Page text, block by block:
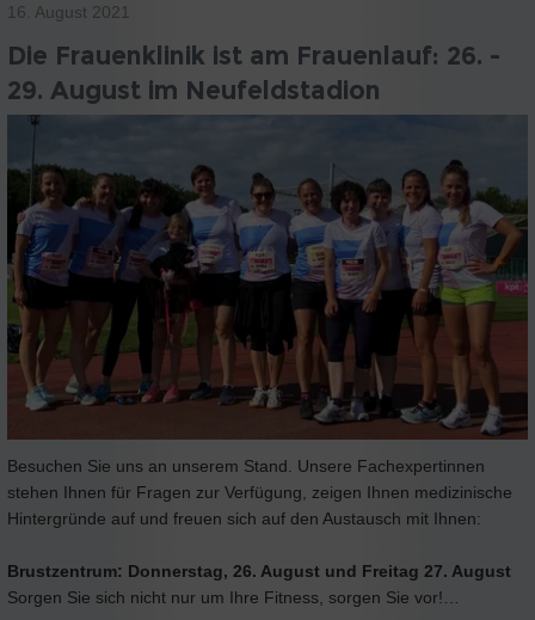
16. August 2021
Die Frauenklinik ist am Frauenlauf: 26. -
29. August im Neufeldstadion
Besuchen Sie uns an unserem Stand. Unsere Fachexpertinnen
stehen Ihnen für Fragen zur Verfügung, zeigen Ihnen medizinische
Hintergründe auf und freuen sich auf den Austausch mit Ihnen:
Brustzentrum: Donnerstag, 26. August und Freitag 27. August
Sorgen Sie sich nicht nur um Ihre Fitness, sorgen Sie vor!…